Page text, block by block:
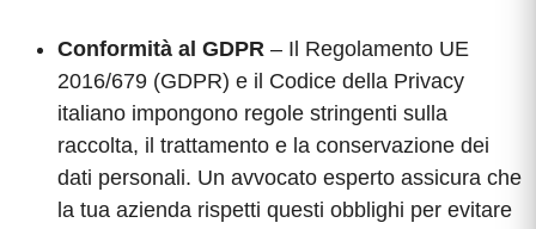
Conformità al GDPR – Il Regolamento UE
2016/679 (GDPR) e il Codice della Privacy
italiano impongono regole stringenti sulla
raccolta, il trattamento e la conservazione dei
dati personali. Un avvocato esperto assicura che
la tua azienda rispetti questi obblighi per evitare